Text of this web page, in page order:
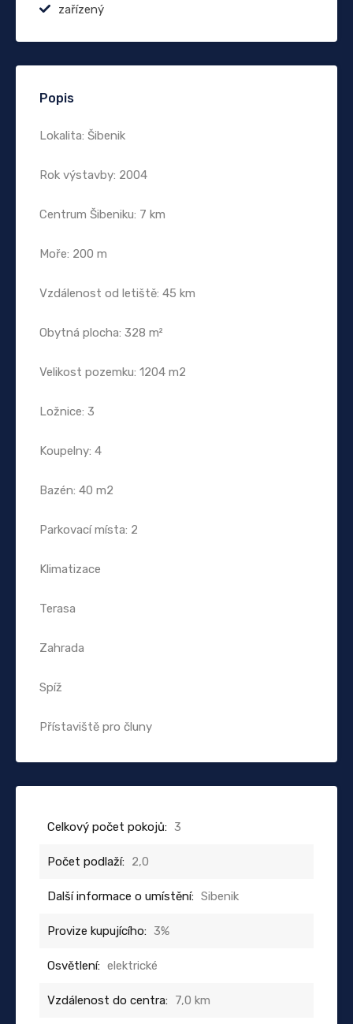
zařízený
Popis
Lokalita: Šibenik
Rok výstavby: 2004
Centrum Šibeniku: 7 km
Moře: 200 m
Vzdálenost od letiště: 45 km
Obytná plocha: 328 m²
Velikost pozemku: 1204 m2
Ložnice: 3
Koupelny: 4
Bazén: 40 m2
Parkovací místa: 2
Klimatizace
Terasa
Zahrada
Spíž
Přístaviště pro čluny
Celkový počet pokojů: 3
Počet podlaží: 2,0
Další informace o umístění: Sibenik
Provize kupujícího: 3%
Osvětlení: elektrické
Vzdálenost do centra: 7,0 km